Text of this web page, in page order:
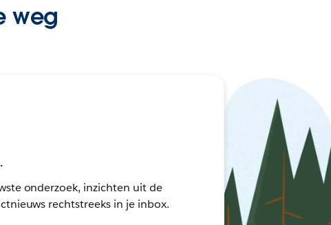
weg
onderzoek, inzichten uit de
rechtstreeks in je inbox.